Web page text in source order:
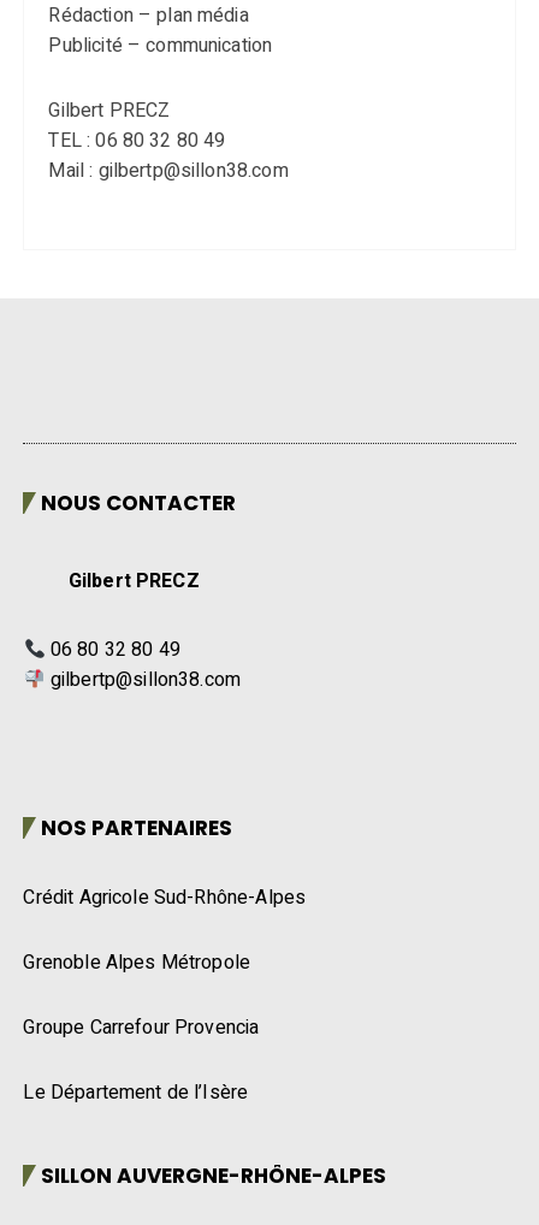
Rédaction – plan média
Publicité – communication
Gilbert PRECZ
TEL : 06 80 32 80 49
Mail : gilbertp@sillon38.com
NOUS CONTACTER
Gilbert PRECZ
06 80 32 80 49
gilbertp@sillon38.com
NOS PARTENAIRES
Crédit Agricole Sud-Rhône-Alpes
Grenoble Alpes Métropole
Groupe Carrefour Provencia
Le Département de l’Isère
SILLON AUVERGNE-RHÔNE-ALPES